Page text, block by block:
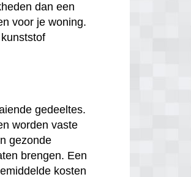
dan een
voor je woning.
gedeeltes.
worden vaste
gezonde
brengen. Een
kosten